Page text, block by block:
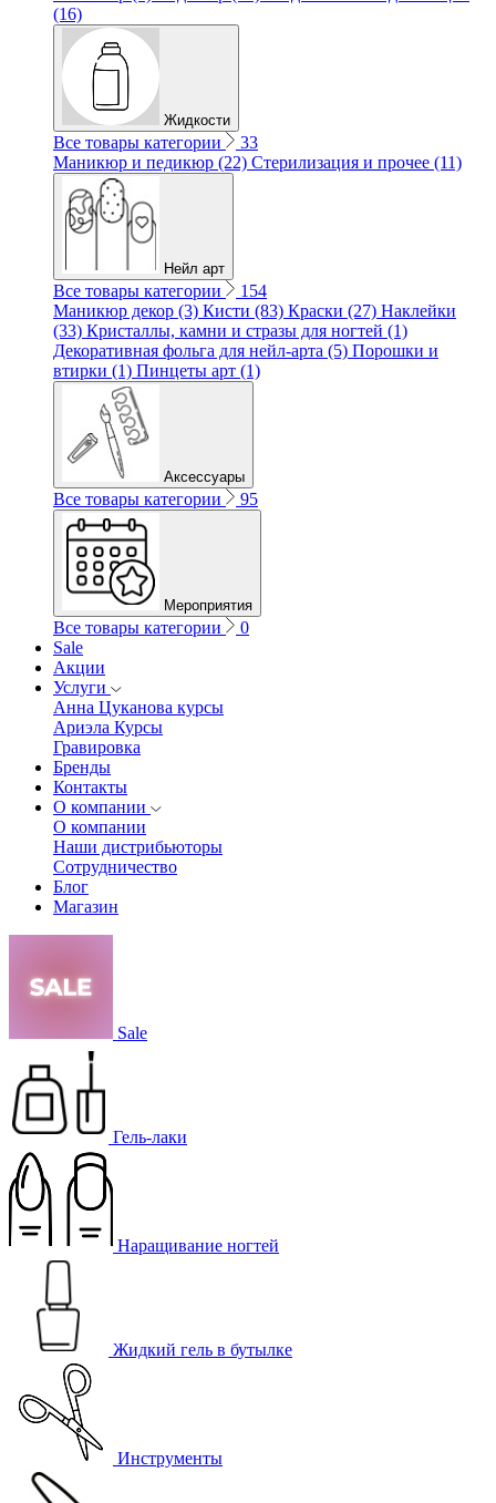
(16)
Жидкости
Все товары категории
33
Маникюр и педикюр (22) Стерилизация и прочее (11)
Нейл арт
Все товары категории
154
Маникюр декор (3) Кисти (83) Краски (27) Наклейки
(33) Кристаллы, камни и стразы для ногтей (1)
Декоративная фольга для нейл-арта (5) Порошки и
втирки (1) Пинцеты арт (1)
Аксессуары
Все товары категории 95
Мероприятия
Все товары категории
0
Sale
Акции
Услуги
Анна Цуканова курсы
Ариэла Курсы
Гравировка
Бренды
Контакты
О компании
О компании
Наши дистрибьюторы
Сотрудничество
Блог
Магазин
Sale
Гель-лаки
Наращивание ногтей
Жидкий гель в бутылке
Инструменты